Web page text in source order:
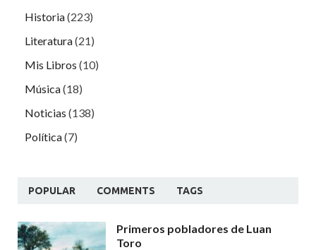
Historia(223)
Literatura(21)
Mis Libros (10)
Música(18)
Noticias (138)
Política(7)
POPULAR COMMENTS TAGS
Primeros pobladores de Luan
Toro